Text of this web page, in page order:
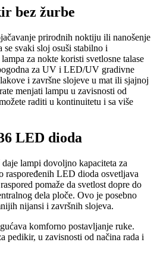
bez žurbe
prirodnih noktiju ili nanošenje
se svaki sloj osuši stabilno i
za nokte koristi svetlosne talase
za UV i LED/UV gradivne
i završne slojeve u mat ili sjajnoj
menjati lampu u zavisnosti od
raditi u kontinuitetu i sa više
LED dioda
lampi dovoljno kapaciteta za
raspoređenih LED dioda osvetljava
pomaže da svetlost dopre do
dela ploče. Ovo je posebno
nijansi i završnih slojeva.
komforno postavljanje ruke.
pedikir, u zavisnosti od načina rada i